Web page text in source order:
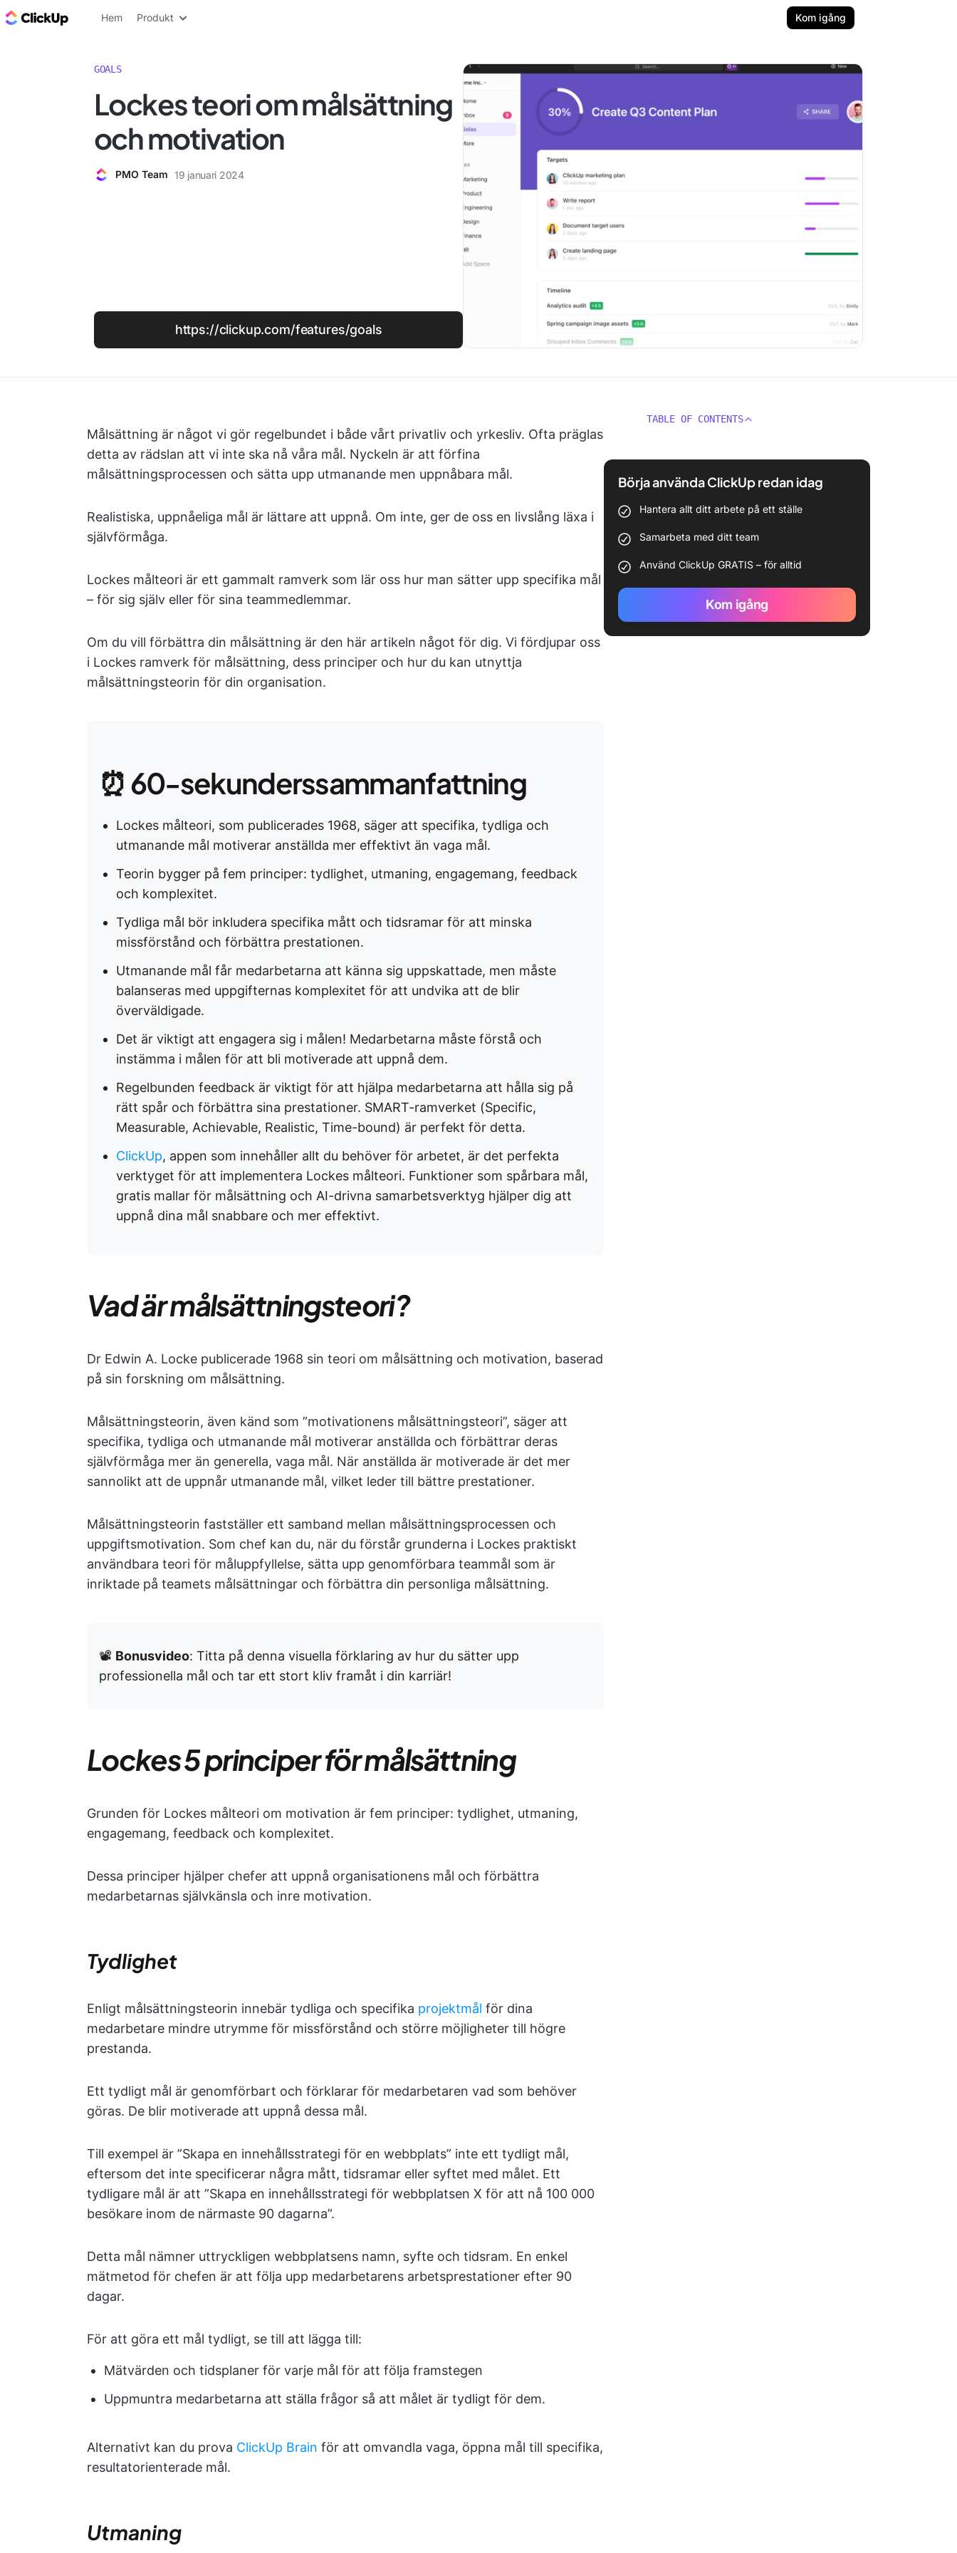
ClickUp-bloggen
Hem Produkt Kom igång
GOALS
Lockes teori om målsättning
och motivation
PMO Team 19 januari 2024
https://clickup.com/features/goals
Målsättning är något vi gör regelbundet i både vårt privatliv och yrkesliv. Ofta präglas
detta av rädslan att vi inte ska nå våra mål. Nyckeln är att förfina
målsättningsprocessen och sätta upp utmanande men uppnåbara mål.
Realistiska, uppnåeliga mål är lättare att uppnå. Om inte, ger de oss en livslång läxa i
självförmåga.
Lockes målteori är ett gammalt ramverk som lär oss hur man sätter upp specifika mål
– för sig själv eller för sina teammedlemmar.
Om du vill förbättra din målsättning är den här artikeln något för dig. Vi fördjupar oss
i Lockes ramverk för målsättning, dess principer och hur du kan utnyttja
målsättningsteorin för din organisation.
⏰ 60-sekunderssammanfattning
Lockes målteori, som publicerades 1968, säger att specifika, tydliga och
utmanande mål motiverar anställda mer effektivt än vaga mål.
Teorin bygger på fem principer: tydlighet, utmaning, engagemang, feedback
och komplexitet.
Tydliga mål bör inkludera specifika mått och tidsramar för att minska
missförstånd och förbättra prestationen.
Utmanande mål får medarbetarna att känna sig uppskattade, men måste
balanseras med uppgifternas komplexitet för att undvika att de blir
överväldigade.
Det är viktigt att engagera sig i målen! Medarbetarna måste förstå och
instämma i målen för att bli motiverade att uppnå dem.
Regelbunden feedback är viktigt för att hjälpa medarbetarna att hålla sig på
rätt spår och förbättra sina prestationer. SMART-ramverket (Specific,
Measurable, Achievable, Realistic, Time-bound) är perfekt för detta.
ClickUp, appen som innehåller allt du behöver för arbetet, är det perfekta
verktyget för att implementera Lockes målteori. Funktioner som spårbara mål,
gratis mallar för målsättning och AI-drivna samarbetsverktyg hjälper dig att
uppnå dina mål snabbare och mer effektivt.
Vad är målsättningsteori?
Dr Edwin A. Locke publicerade 1968 sin teori om målsättning och motivation, baserad
på sin forskning om målsättning.
Målsättningsteorin, även känd som ”motivationens målsättningsteori”, säger att
specifika, tydliga och utmanande mål motiverar anställda och förbättrar deras
självförmåga mer än generella, vaga mål. När anställda är motiverade är det mer
sannolikt att de uppnår utmanande mål, vilket leder till bättre prestationer.
Målsättningsteorin fastställer ett samband mellan målsättningsprocessen och
uppgiftsmotivation. Som chef kan du, när du förstår grunderna i Lockes praktiskt
användbara teori för måluppfyllelse, sätta upp genomförbara teammål som är
inriktade på teamets målsättningar och förbättra din personliga målsättning.
📽️ Bonusvideo: Titta på denna visuella förklaring av hur du sätter upp
professionella mål och tar ett stort kliv framåt i din karriär!
Lockes 5 principer för målsättning
Grunden för Lockes målteori om motivation är fem principer: tydlighet, utmaning,
engagemang, feedback och komplexitet.
Dessa principer hjälper chefer att uppnå organisationens mål och förbättra
medarbetarnas självkänsla och inre motivation.
Tydlighet
Enligt målsättningsteorin innebär tydliga och specifika projektmål för dina
medarbetare mindre utrymme för missförstånd och större möjligheter till högre
prestanda.
Ett tydligt mål är genomförbart och förklarar för medarbetaren vad som behöver
göras. De blir motiverade att uppnå dessa mål.
Till exempel är ”Skapa en innehållsstrategi för en webbplats” inte ett tydligt mål,
eftersom det inte specificerar några mått, tidsramar eller syftet med målet. Ett
tydligare mål är att ”Skapa en innehållsstrategi för webbplatsen X för att nå 100 000
besökare inom de närmaste 90 dagarna”.
Detta mål nämner uttryckligen webbplatsens namn, syfte och tidsram. En enkel
mätmetod för chefen är att följa upp medarbetarens arbetsprestationer efter 90
dagar.
För att göra ett mål tydligt, se till att lägga till:
Mätvärden och tidsplaner för varje mål för att följa framstegen
Uppmuntra medarbetarna att ställa frågor så att målet är tydligt för dem.
Alternativt kan du prova ClickUp Brain för att omvandla vaga, öppna mål till specifika,
resultatorienterade mål.
Utmaning
TABLE OF CONTENTS
Börja använda ClickUp redan idag
Hantera allt ditt arbete på ett ställe
Samarbeta med ditt team
Använd ClickUp GRATIS – för alltid
Kom igång